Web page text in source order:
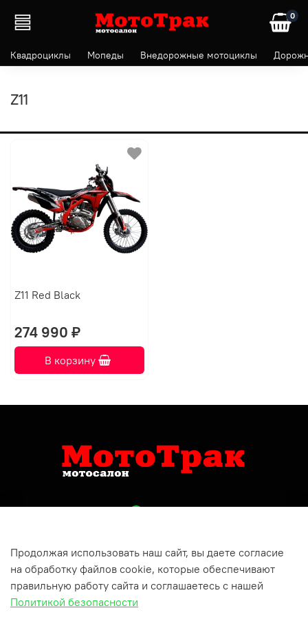
0
Квадроциклы Мопеды Внедорожные мотоциклы
Z11
Z11 Red Black
274 990 ₽
В корзину
+79809150732
Респ Татарстан, г Бугульма, ул Хусаина Ямашева, д 10
Продолжая использовать наш сайт, вы даете согласие
на обработку файлов cookie, которые обеспечивают
правильную работу сайта и соглашаетесь с нашей
Политикой безопасности